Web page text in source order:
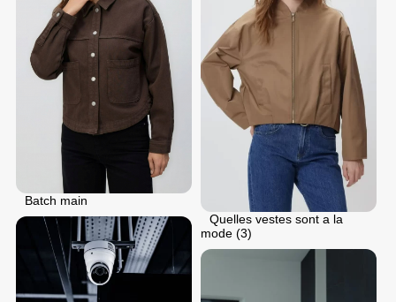
Batch main
Quelles vestes sont a la
mode (3)